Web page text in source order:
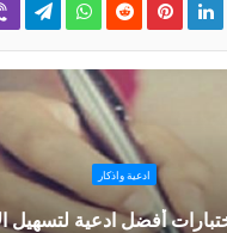
ادعية واذكار
أفضل ادعية لتسهيل